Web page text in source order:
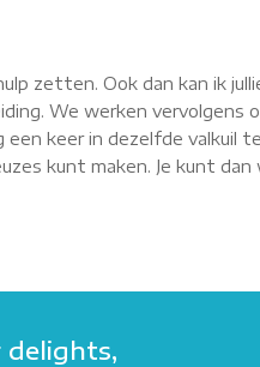
zetten. Ook dan kan ik
We werken vervolgens
keer in dezelfde valkuil
kunt maken. Je kunt dan
delights,